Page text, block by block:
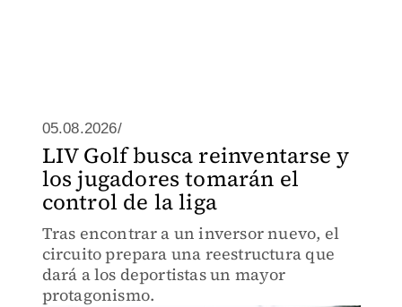
05.08.2026/
LIV Golf busca reinventarse y
los jugadores tomarán el
control de la liga
Tras encontrar a un inversor nuevo, el
circuito prepara una reestructura que
dará a los deportistas un mayor
protagonismo.